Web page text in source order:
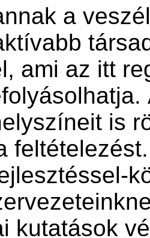
a
ami az itt
is
feltételezést.
kutatások